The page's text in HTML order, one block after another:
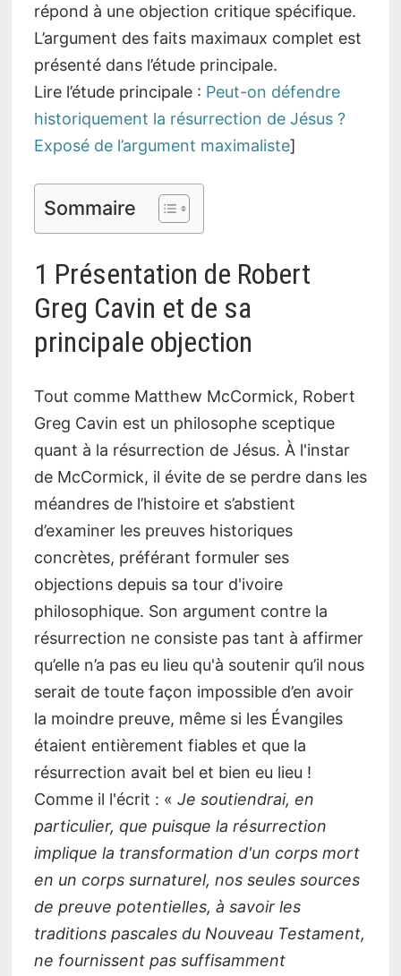
répond à une objection critique spécifique.
L’argument des faits maximaux complet est
présenté dans l’étude principale.
Lire l’étude principale : Peut-on défendre
historiquement la résurrection de Jésus ?
Exposé de l’argument maximaliste]
Sommaire
1 Présentation de Robert
Greg Cavin et de sa
principale objection
Tout comme Matthew McCormick, Robert
Greg Cavin est un philosophe sceptique
quant à la résurrection de Jésus. À l'instar
de McCormick, il évite de se perdre dans les
méandres de l’histoire et s’abstient
d’examiner les preuves historiques
concrètes, préférant formuler ses
objections depuis sa tour d'ivoire
philosophique. Son argument contre la
résurrection ne consiste pas tant à affirmer
qu’elle n’a pas eu lieu qu'à soutenir qu’il nous
serait de toute façon impossible d’en avoir
la moindre preuve, même si les Évangiles
étaient entièrement fiables et que la
résurrection avait bel et bien eu lieu !
Comme il l'écrit : « Je soutiendrai, en
particulier, que puisque la résurrection
implique la transformation d'un corps mort
en un corps surnaturel, nos seules sources
de preuve potentielles, à savoir les
traditions pascales du Nouveau Testament,
ne fournissent pas suffisamment